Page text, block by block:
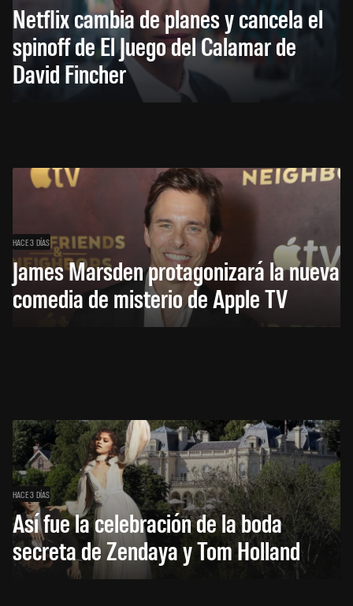
Netflix cambia de planes y cancela el
spinoff de El Juego del Calamar de
David Fincher
HACE 3 DÍAS
James Marsden protagonizará la nueva
comedia de misterio de Apple TV
HACE 3 DÍAS
Así fue la celebración de la boda
secreta de Zendaya y Tom Holland